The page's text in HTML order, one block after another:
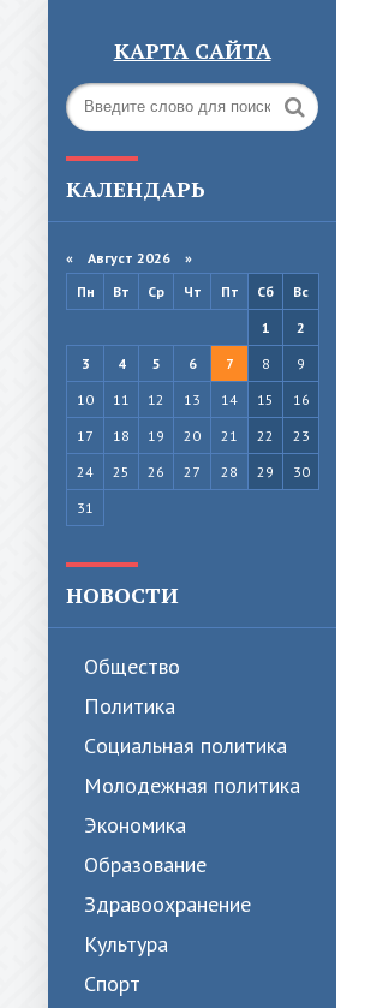
КАРТА САЙТА
КАЛЕНДАРЬ
« Август 2026 »
Пн
Вт Ср Чт Пт Сб
Вс
1
2
3
4 5 6 7 8
9
10
11 12 13 14 15
16
17
18 19 20 21 22
23
24
25 26 27 28 29
30
31
НОВОСТИ
Общество
Политика
Cоциальная политика
Молодежная политика
Экономика
Образование
Здравоохранение
Культура
Спорт